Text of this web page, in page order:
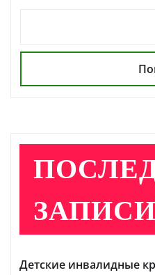
ЗАПИСИ
Детские инвалидные